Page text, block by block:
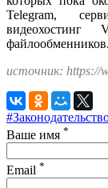
Telegram,
файлообменников.
источник: https://
Ваше имя *
Email *